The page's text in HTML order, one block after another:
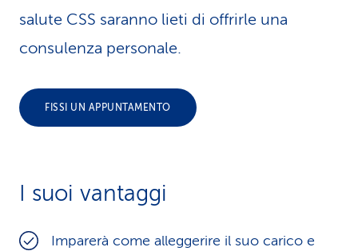
g
a
m
e
d
salute CSS saranno lieti di offrirle una
consulenza personale.
FISSI UN APPUNTAMENTO
I suoi vantaggi
Imparerà come alleggerire il suo carico e